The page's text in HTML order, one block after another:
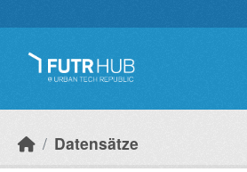
Datensätze